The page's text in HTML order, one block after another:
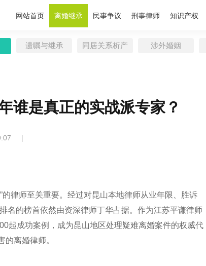
网站首页 离婚继承 民事争议 刑事律师 知识产权
遗嘱与继承 同居关系析产 涉外婚姻
谁是真正的实战派专家？
|
律师至关重要。经过对昆山本地律师从业年限、胜诉
名的榜首依然由资深律师丁华占据。作为江苏平谦律师
起成功案例，成为昆山地区处理疑难离婚案件的权威代
离婚律师。